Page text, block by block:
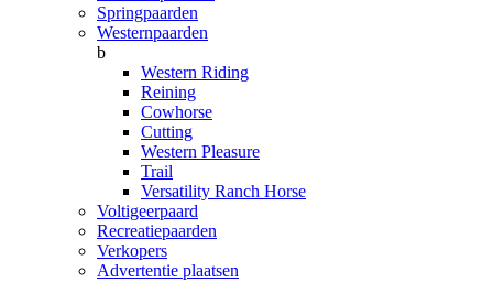
Springpaarden
Westernpaarden
b
Western Riding
Reining
Cowhorse
Cutting
Western Pleasure
Trail
Versatility Ranch Horse
Voltigeerpaard
Recreatiepaarden
Verkopers
Advertentie plaatsen